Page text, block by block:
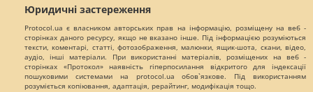
Юридичні застереження
Protocol.ua є власником авторських прав на інформацію, розміщену на веб -
сторінках даного ресурсу, якщо не вказано інше. Під інформацією розуміються
тексти, коментарі, статті, фотозображення, малюнки, ящик-шота, скани, відео,
аудіо, інші матеріали. При використанні матеріалів, розміщених на веб -
сторінках «Протокол» наявність гіперпосилання відкритого для індексації
пошуковими системами на protocol.ua обов`язкове. Під використанням
розуміється копіювання, адаптація, рерайтинг, модифікація тощо.